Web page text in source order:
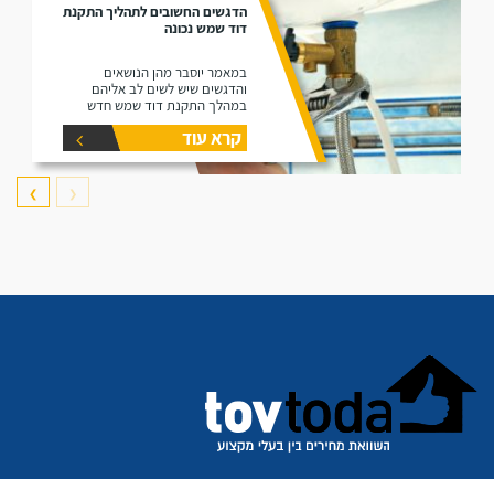
הדגשים החשובים לתהליך התקנת
דוד שמש נכונה
במאמר יוסבר מהן הנושאים
והדגשים שיש לשים לב אליהם
במהלך התקנת דוד שמש חדש
קרא עוד
❮
❯